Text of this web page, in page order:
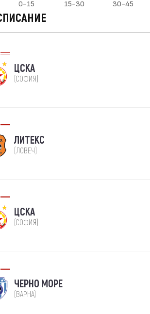
ЦСКА
(СОФИЯ)
ЛИТЕКС
(ЛОВЕЧ)
ЦСКА
(СОФИЯ)
ЧЕРНО МОРЕ
(ВАРНА)